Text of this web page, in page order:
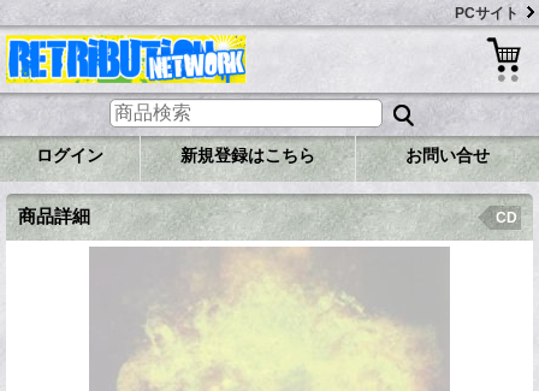
PCサイト
ログイン 新規登録はこちら お問い合せ
商品詳細 CD